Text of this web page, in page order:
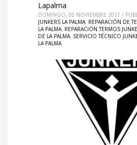
Lapalma
DOMINGO, 05 NOVIEMBRE 2017 /
JUNKERS LA PALMA, REPARACIÓN DE
LA PALMA, REPARACIÓN TERMOS
DE LA PALMA, SERVICIO TÉCNICO
LA PALMA